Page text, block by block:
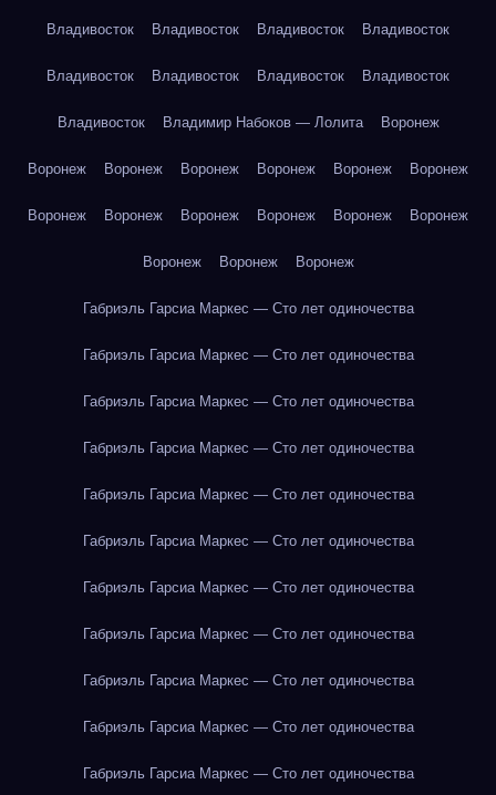
Владивосток Владивосток Владивосток Владивосток
Владивосток Владивосток Владивосток Владивосток
Владивосток Владимир Набоков — Лолита Воронеж
Воронеж Воронеж Воронеж Воронеж Воронеж Воронеж
Воронеж Воронеж Воронеж Воронеж Воронеж Воронеж
Воронеж Воронеж Воронеж
Габриэль Гарсиа Маркес — Сто лет одиночества
Габриэль Гарсиа Маркес — Сто лет одиночества
Габриэль Гарсиа Маркес — Сто лет одиночества
Габриэль Гарсиа Маркес — Сто лет одиночества
Габриэль Гарсиа Маркес — Сто лет одиночества
Габриэль Гарсиа Маркес — Сто лет одиночества
Габриэль Гарсиа Маркес — Сто лет одиночества
Габриэль Гарсиа Маркес — Сто лет одиночества
Габриэль Гарсиа Маркес — Сто лет одиночества
Габриэль Гарсиа Маркес — Сто лет одиночества
Габриэль Гарсиа Маркес — Сто лет одиночества